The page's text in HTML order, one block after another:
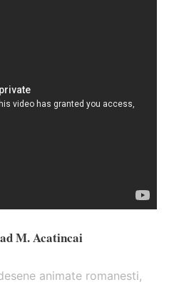
M. Acatincai
animate romanesti